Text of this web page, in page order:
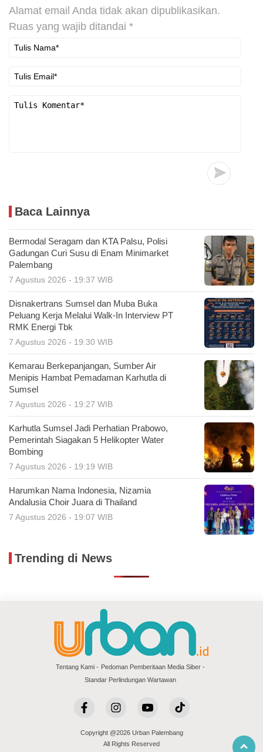
Alamat email Anda tidak akan dipublikasikan.
Ruas yang wajib ditandai *
Baca Lainnya
Bermodal Seragam dan KTA Palsu, Polisi
Gadungan Curi Susu di Enam Minimarket
Palembang
7 Agustus 2026 - 19:37 WIB
Disnakertrans Sumsel dan Muba Buka
Peluang Kerja Melalui Walk-In Interview PT
RMK Energi Tbk
7 Agustus 2026 - 19:30 WIB
Kemarau Berkepanjangan, Sumber Air
Menipis Hambat Pemadaman Karhutla di
Sumsel
7 Agustus 2026 - 19:27 WIB
Karhutla Sumsel Jadi Perhatian Prabowo,
Pemerintah Siagakan 5 Helikopter Water
Bombing
7 Agustus 2026 - 19:19 WIB
Harumkan Nama Indonesia, Nizamia
Andalusia Choir Juara di Thailand
7 Agustus 2026 - 19:07 WIB
Trending di News
Tentang Kami
Pedoman Pemberitaan Media Siber
Standar Perlindungan Wartawan
Copyright @2026 Urban Palembang
All Rights Reserved